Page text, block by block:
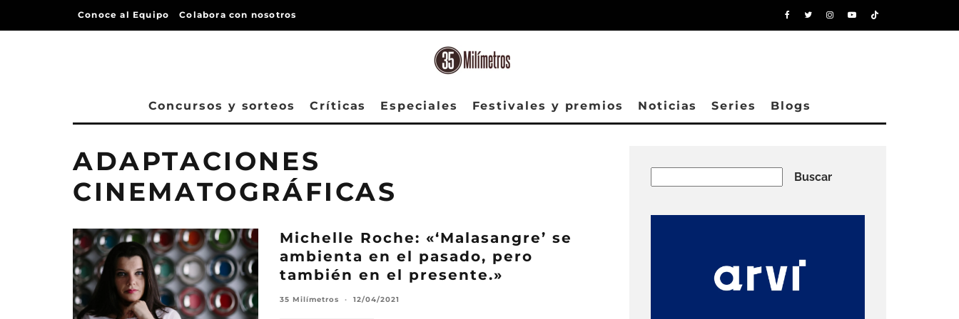
Conoce al Equipo Colabora con nosotros
Concursos y sorteos Críticas Especiales Festivales y premios Noticias Series Blogs
ADAPTACIONES
CINEMATOGRÁFICAS
Michelle Roche: «‘Malasangre’ se
ambienta en el pasado, pero
también en el presente.»
35 Milímetros · 12/04/2021
Buscar